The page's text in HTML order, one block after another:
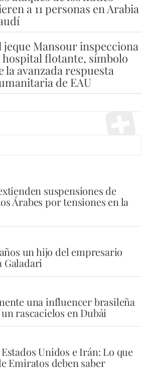
a 11 personas en Arabia
jeque Mansour inspecciona
hospital flotante, símbolo
la avanzada respuesta
de EAU
suspensiones de
Árabes por tensiones en la
un hijo del empresario
Galadari
una influencer brasileña
rascacielos en Dubái
Unidos e Irán: Lo que
Emiratos deben saber